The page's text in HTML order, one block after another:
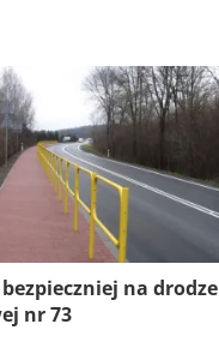
na drodze
nr 73